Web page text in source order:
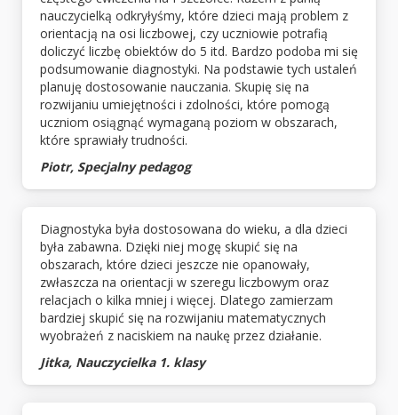
nauczycielką odkryłyśmy, które dzieci mają problem z
orientacją na osi liczbowej, czy uczniowie potrafią
doliczyć liczbę obiektów do 5 itd. Bardzo podoba mi się
podsumowanie diagnostyki. Na podstawie tych ustaleń
planuję dostosowanie nauczania. Skupię się na
rozwijaniu umiejętności i zdolności, które pomogą
uczniom osiągnąć wymaganą poziom w obszarach,
które sprawiały trudności.
Piotr, Specjalny pedagog
Diagnostyka była dostosowana do wieku, a dla dzieci
była zabawna. Dzięki niej mogę skupić się na
obszarach, które dzieci jeszcze nie opanowały,
zwłaszcza na orientacji w szeregu liczbowym oraz
relacjach o kilka mniej i więcej. Dlatego zamierzam
bardziej skupić się na rozwijaniu matematycznych
wyobrażeń z naciskiem na naukę przez działanie.
Jitka, Nauczycielka 1. klasy